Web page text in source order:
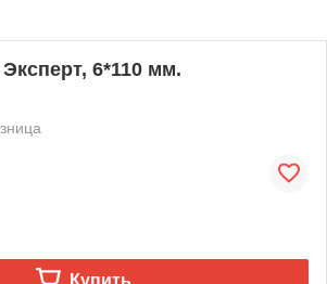
6*110 мм.
Купить